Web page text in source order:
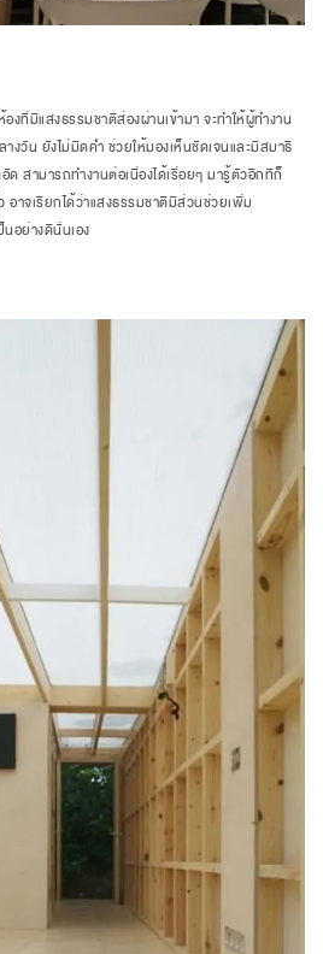
มีแสงธรรมชาติส่องผ่านเข้ามา จะทำให้ผู้ทำงาน
งวัน ยังไม่มืดค่ำ ช่วยให้มองเห็นชัดเจนและมีสมาธิ
สามารถทำงานต่อเนื่องได้เรื่อยๆ มารู้ตัวอีกทีก็
อาจเรียกได้ว่าแสงธรรมชาติมีส่วนช่วยเพิ่ม
นอย่างดีนั่นเอง